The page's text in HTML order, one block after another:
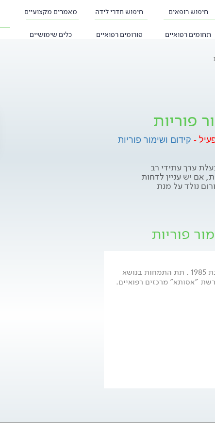
חיפוש רופאים חיפוש חדרי לידה מאמרים מקצועיים
תחומים רפואיים פורומים רפואיים כלים שימושיים
פוריות
- קידום ושימור פוריות
ערך עתידי רב
אם יש עניין לדחות
נולד על מנת
להורות בשלב
את מגוון
פוריות
ד"ר אריק כהנא, מומחה ברפואת נשים משנת 1985 . תת התמחות בנושא
רשת "אסותא" מרכזים רפואיים.